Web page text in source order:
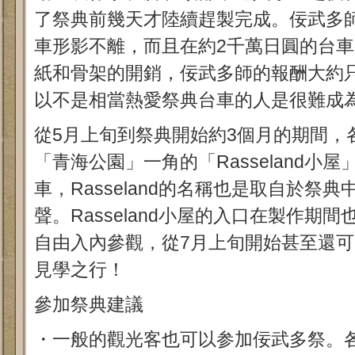
了祭典前幾天才陸續趕製完成。佞武多
車形影不離，而且在約2千萬日圓的台
紙和骨架的開銷，佞武多師的報酬大約
以不是相當熱愛祭典台車的人是很難成
從5月上旬到祭典開始約3個月的期間，
「青海公園」一角的「Rasseland小屋
車，Rasseland的名稱也是取自於祭典
聲。Rasseland小屋的入口在製作期間
自由入內參觀，從7月上旬開始甚至還
見學之行！
參加祭典建議
・一般的觀光客也可以参加佞武多祭